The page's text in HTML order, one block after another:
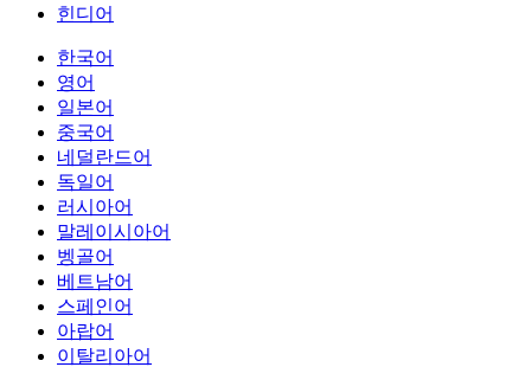
힌디어
한국어
영어
일본어
중국어
네덜란드어
독일어
러시아어
말레이시아어
벵골어
베트남어
스페인어
아랍어
이탈리아어